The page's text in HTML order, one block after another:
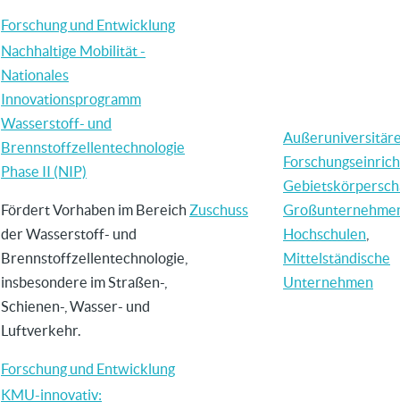
Forschung und Entwicklung
Nachhaltige Mobilität -
Nationales
Innovationsprogramm
Wasserstoff- und
Brennstoffzellentechnologie
Phase II (NIP)
Fördert Vorhaben im Bereich
der Wasserstoff- und
Brennstoffzellentechnologie,
insbesondere im Straßen-,
Schienen-, Wasser- und
Luftverkehr.
Forschung und Entwicklung
Zuschuss
Hochschulen
Mittelständische
Unternehmen
KMU-innovativ: